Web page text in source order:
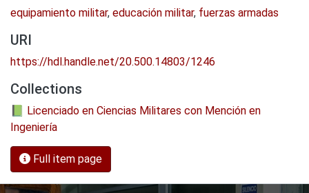
equipamiento militar, educación militar, fuerzas armadas
URI
https://hdl.handle.net/20.500.14803/1246
Collections
📗 Licenciado en Ciencias Militares con Mención en
Ingeniería
Full item page